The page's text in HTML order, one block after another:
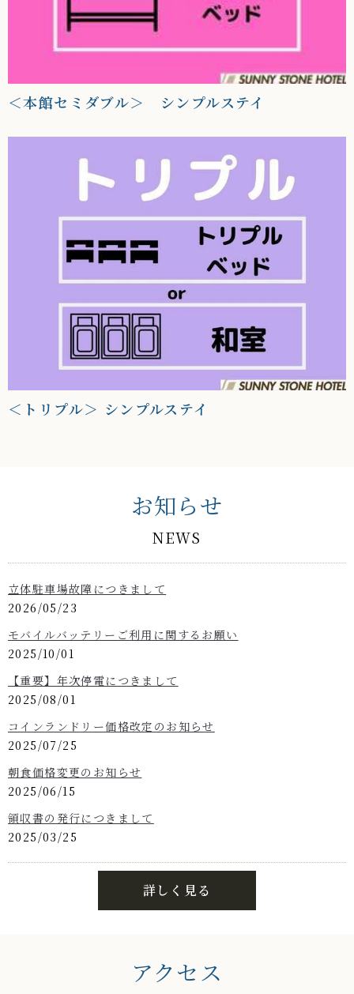
＜本館セミダブル＞ シンプルステイ
＜トリプル＞ シンプルステイ
お知らせ
NEWS
立体駐車場故障につきまして
2026/05/23
モバイルバッテリーご利用に関するお願い
2025/10/01
【重要】年次停電につきまして
2025/08/01
コインランドリー価格改定のお知らせ
2025/07/25
朝食価格変更のお知らせ
2025/06/15
領収書の発行につきまして
2025/03/25
詳しく見る
アクセス